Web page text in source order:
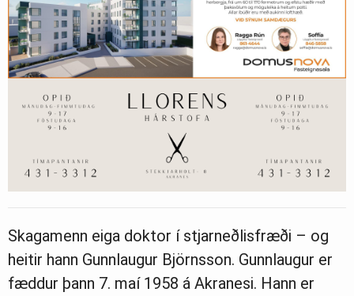
Skagamenn eiga doktor í stjarneðlisfræði – og
heitir hann Gunnlaugur Björnsson. Gunnlaugur er
fæddur þann 7. maí 1958 á Akranesi. Hann er